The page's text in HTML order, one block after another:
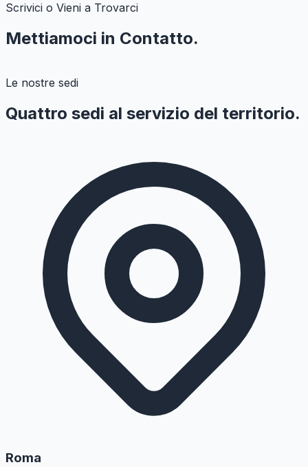
Scrivici o Vieni a Trovarci
Mettiamoci in Contatto.
Le nostre sedi
Quattro sedi al servizio del territorio.
Roma